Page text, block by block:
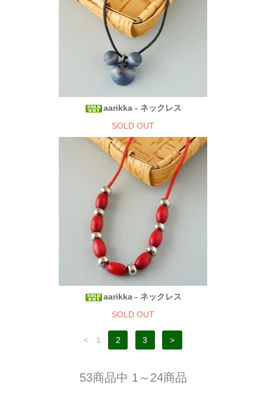
aarikka - ネックレス
SOLD OUT
aarikka - ネックレス
SOLD OUT
< 1 2 3 >
53商品中 1～24商品